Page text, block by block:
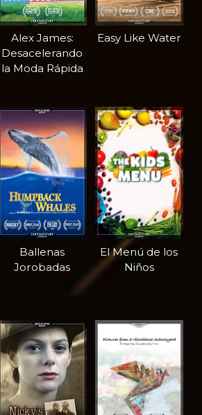
Alex James:
Desacelerando
la Moda Rápida
Easy Like Water
Ballenas
Jorobadas
El Menú de los
Niños